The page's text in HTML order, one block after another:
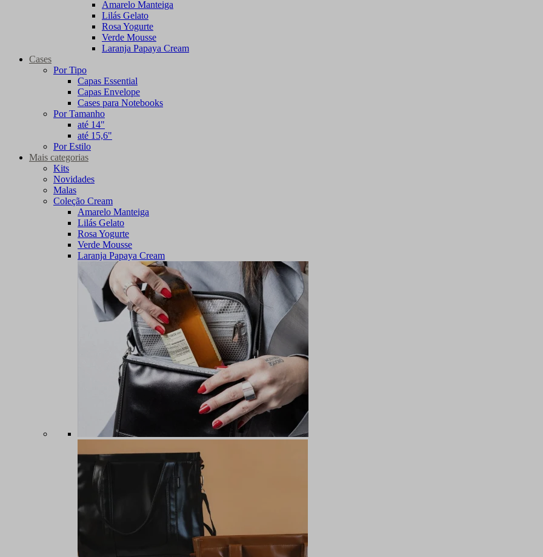
Amarelo Manteiga
Lilás Gelato
Rosa Yogurte
Verde Mousse
Laranja Papaya Cream
Cases
Por Tipo
Capas Essential
Capas Envelope
Cases para Notebooks
Por Tamanho
até 14"
até 15,6"
Por Estilo
Mais categorias
Kits
Novidades
Malas
Coleção Cream
Amarelo Manteiga
Lilás Gelato
Rosa Yogurte
Verde Mousse
Laranja Papaya Cream